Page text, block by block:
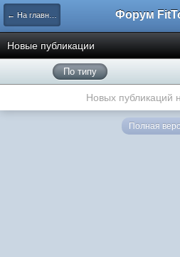
← На главную Форум
Новые публикации
По типу
Новых публикаций
Полная